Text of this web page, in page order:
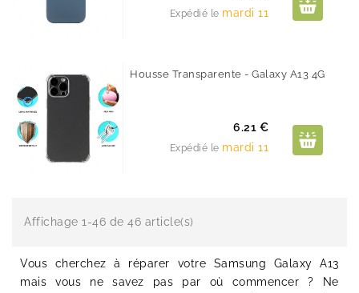
Expédié le mardi 11
Housse Transparente - Galaxy A13 4G
Prix
6.21 €
Expédié le mardi 11
Affichage 1-46 de 46 article(s)
Vous cherchez à réparer votre Samsung Galaxy A13
mais vous ne savez pas par où commencer ? Ne